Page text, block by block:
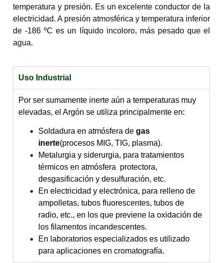
temperatura y presión. Es un excelente conductor de la
electricidad. A presión atmosférica y temperatura inferior
de -186 ºC es un líquido incoloro, más pesado que el
agua.
Uso Industrial
Por ser sumamente inerte aún a temperaturas muy
elevadas, el Argón se utiliza principalmente en:
Soldadura en atmósfera de gas
inerte(procesos MIG, TIG, plasma).
Metalurgia y siderurgia, para tratamientos
térmicos en atmósfera protectora,
desgasificación y desulfuración, etc.
En electricidad y electrónica, para relleno de
ampolletas, tubos fluorescentes, tubos de
radio, etc., en los que previene la oxidación de
los filamentos incandescentes.
En laboratorios especializados es utilizado
para aplicaciones en cromatografía.